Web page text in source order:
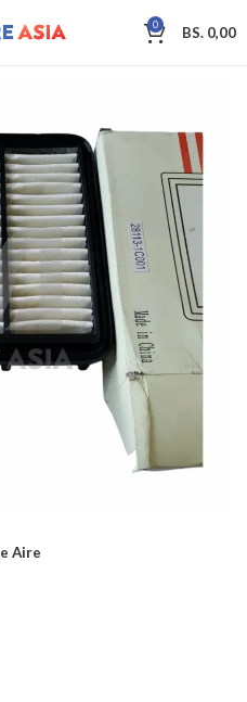
0 BS. 0,00
Aire